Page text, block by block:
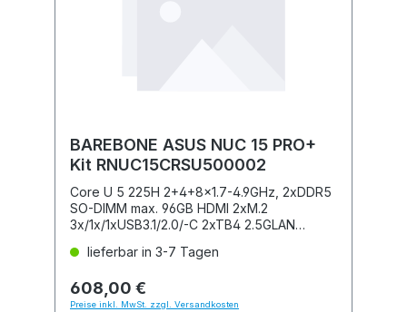
BAREBONE ASUS NUC 15 PRO+
Kit RNUC15CRSU500002
Core U 5 225H 2+4+8x1.7-4.9GHz, 2xDDR5
SO-DIMM max. 96GB HDMI 2xM.2
3x/1x/1xUSB3.1/2.0/-C 2xTB4 2.5GLAN
lieferbar in 3-7 Tagen
608,00 €
Preise inkl. MwSt. zzgl. Versandkosten